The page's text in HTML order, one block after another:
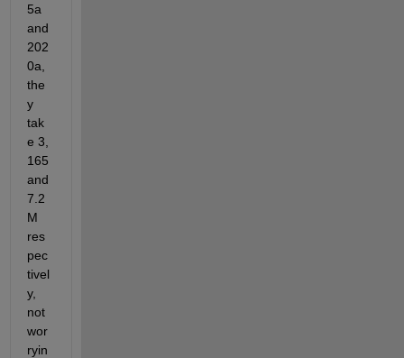
5a
and
202
0a,
the
y
tak
e 3,
165
and
7.2
M
res
pec
tivel
y,
not
wor
ryin